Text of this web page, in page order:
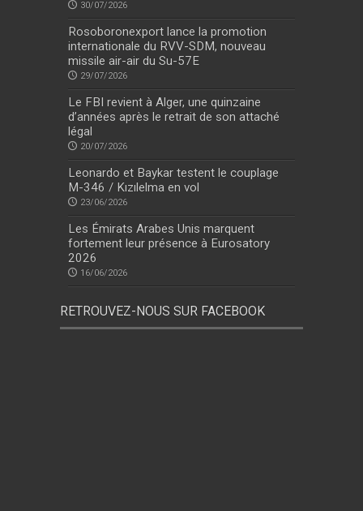
30/07/2026
Rosoboronexport lance la promotion
internationale du RVV-SDM, nouveau
missile air-air du Su-57E
29/07/2026
Le FBI revient à Alger, une quinzaine
d’années après le retrait de son attaché
légal
20/07/2026
Leonardo et Baykar testent le couplage
M-346 / Kızılelma en vol
23/06/2026
Les Émirats Arabes Unis marquent
fortement leur présence à Eurosatory
2026
16/06/2026
RETROUVEZ-NOUS SUR FACEBOOK